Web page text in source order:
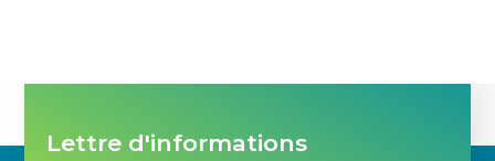
Lettre d'informations